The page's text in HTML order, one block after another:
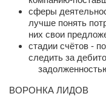
сферы
лучше понять
них свои
стадии счётов -
следить за
ВОРОНКА ЛИДОВ